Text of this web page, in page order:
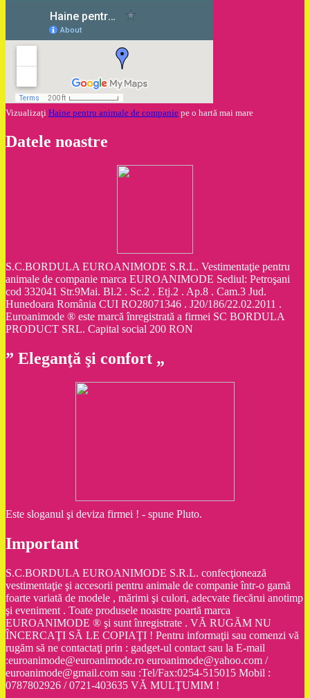
Vizualizaţi Haine pentru animale de companie pe o hartă mai mare
Datele noastre
S.C.BORDULA EUROANIMODE S.R.L. Vestimentaţie pentru
animale de companie marca EUROANIMODE Sediul: Petroşani
cod 332041 Str.9Mai. Bl.2 . Sc.2 . Etj.2 . Ap.8 . Cam.3 Jud.
Hunedoara România CUI RO28071346 . J20/186/22.02.2011 .
Euroanimode ® este marcă înregistrată a firmei SC BORDULA
PRODUCT SRL. Capital social 200 RON
” Eleganţă şi confort „
Este sloganul şi deviza firmei ! - spune Pluto.
Important
S.C.BORDULA EUROANIMODE S.R.L. confecţionează
vestimentaţie şi accesorii pentru animale de companie într-o gamă
foarte variată de modele , mărimi şi culori, adecvate fiecărui anotimp
şi eveniment . Toate produsele noastre poartă marca
EUROANIMODE ® şi sunt înregistrate . VĂ RUGĂM NU
ÎNCERCAŢI SĂ LE COPIAŢI ! Pentru informaţii sau comenzi vă
rugăm să ne contactaţi prin : gadget-ul contact sau la E-mail
:euroanimode@euroanimode.ro euroanimode@yahoo.com /
euroanimode@gmail.com sau :Tel/Fax:0254-515015 Mobil :
0787802926 / 0721-403635 VĂ MULŢUMIM !